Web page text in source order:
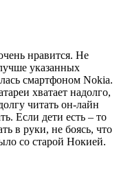
нравится. Не
указанных
смартфоном Nokia.
хватает надолго,
читать он-лайн
Если дети есть – то
в руки, не боясь, что
со старой Нокией.